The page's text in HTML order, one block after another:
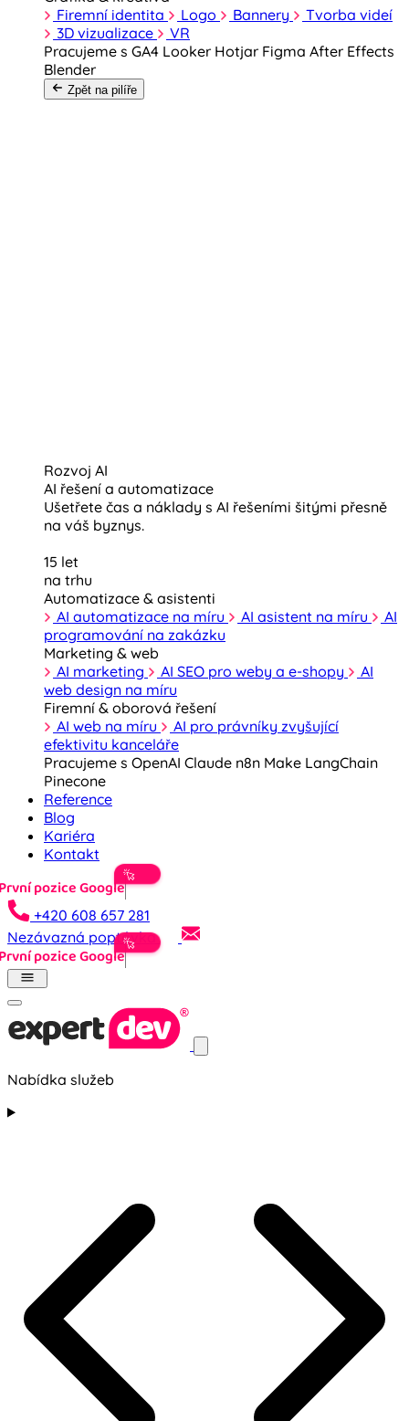
Firemní identita
Logo Bannery
Tvorba videí
3D vizualizace
VR
Pracujeme s GA4 Looker Hotjar Figma After Effects
Blender
Zpět na pilíře
Rozvoj AI
AI řešení a automatizace
Ušetřete čas a náklady s AI řešeními šitými přesně
na váš byznys.
15 let
na trhu
Automatizace & asistenti
AI automatizace na míru
AI asistent na míru
AI
programování na zakázku
Marketing & web
AI marketing
AI SEO pro weby a e-shopy
AI
web design na míru
Firemní & oborová řešení
AI web na míru
AI pro právníky zvyšující
efektivitu kanceláře
Pracujeme s OpenAI Claude n8n Make LangChain
Pinecone
Reference
Blog
Kariéra
Kontakt
+420 608 657 281
Nezávazná poptávka
Nabídka služeb